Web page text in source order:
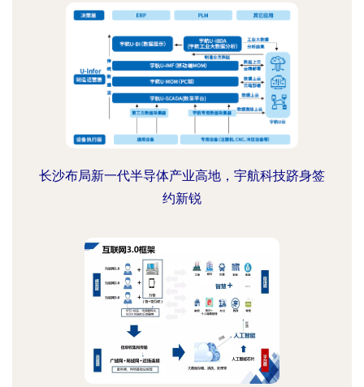
长沙布局新一代半导体产业高地，宇航科技跻身签
约新锐